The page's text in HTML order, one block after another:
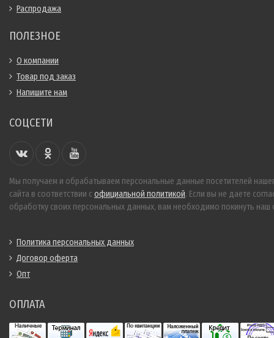
Распродажа
ПОЛЕЗНОЕ
О компании
Товар под заказ
Напишите нам
СОЦСЕТИ
Мы получаем и обрабатываем персональные данные посетителей
сайта в соответствии с официальной политикой. Если вы не даете
обработку своих персональных данных, вам необходимо покинуть наш
Политика персональных данных
Договор оферта
Опт
ОПЛАТА